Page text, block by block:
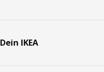
Dein IKEA